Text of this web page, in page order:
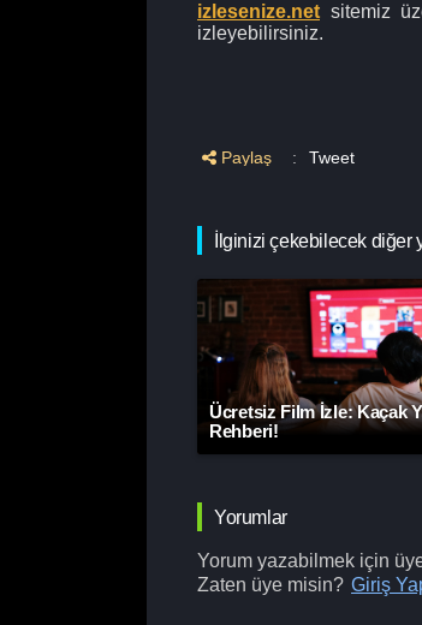
izlesenize.net sitemiz
izleyebilirsiniz.
Paylaş : Tweet
İlginizi çekebilecek diğer
Ücretsiz Film İzle: Kaçak
Rehberi!
Yorumlar
Yorum yazabilmek için
Zaten üye misin? Giriş